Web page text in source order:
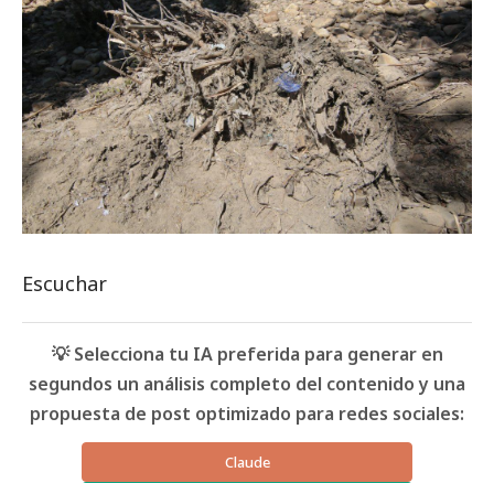
Escuchar
💡 Selecciona tu IA preferida para generar en
segundos un análisis completo del contenido y una
propuesta de post optimizado para redes sociales:
Claude